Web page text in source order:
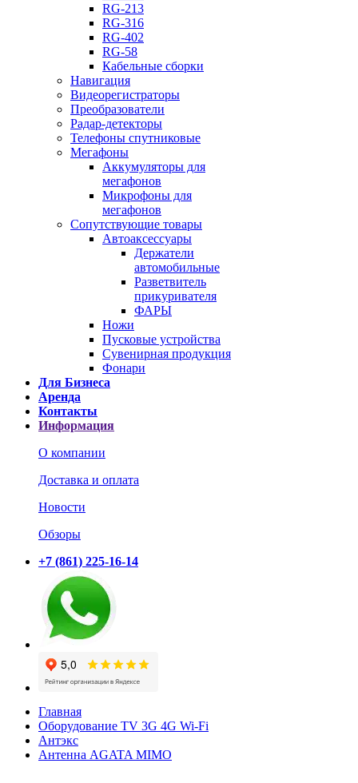
RG-213
RG-316
RG-402
RG-58
Кабельные сборки
Навигация
Видеорегистраторы
Преобразователи
Радар-детекторы
Телефоны спутниковые
Мегафоны
Аккумуляторы для
мегафонов
Микрофоны для
мегафонов
Сопутствующие товары
Автоаксессуары
Держатели
автомобильные
Разветвитель
прикуривателя
ФАРЫ
Ножи
Пусковые устройства
Сувенирная продукция
Фонари
Для Бизнеса
Аренда
Контакты
Информация
О компании
Доставка и оплата
Новости
Обзоры
+7 (861) 225-16-14
Главная
Оборудование TV 3G 4G Wi-Fi
Антэкс
Антенна AGATA MIMO